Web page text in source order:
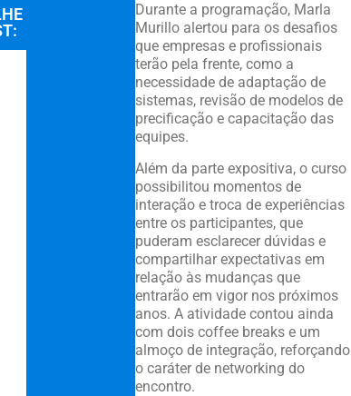
Durante a programação, Marla
Murillo alertou para os desafios
que empresas e profissionais
terão pela frente, como a
necessidade de adaptação de
sistemas, revisão de modelos de
precificação e capacitação das
equipes.
Além da parte expositiva, o curso
possibilitou momentos de
interação e troca de experiências
entre os participantes, que
puderam esclarecer dúvidas e
compartilhar expectativas em
relação às mudanças que
entrarão em vigor nos próximos
anos. A atividade contou ainda
com dois coffee breaks e um
almoço de integração, reforçando
o caráter de networking do
encontro.